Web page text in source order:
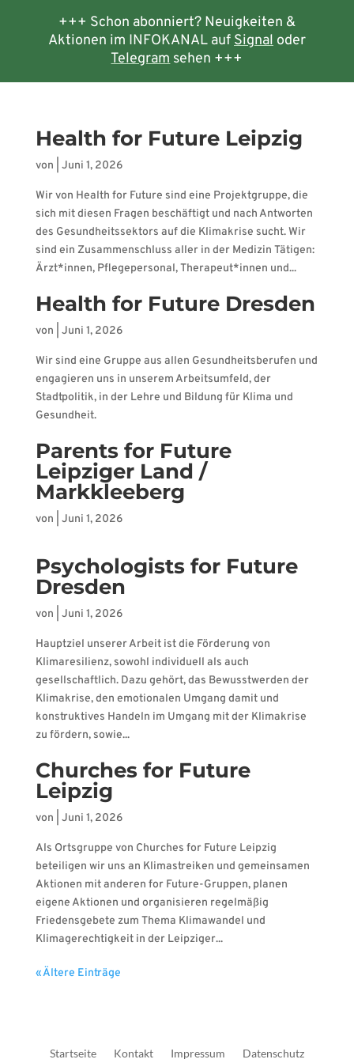
+++ Schon abonniert? Neuigkeiten &
Aktionen im INFOKANAL aufSignaloder
Telegramsehen +++
Health for Future Leipzig
von Juni 1, 2026
Wir von Health for Future sind eine Projektgruppe, die
sich mit diesen Fragen beschäftigt und nach Antworten
des Gesundheitssektors auf die Klimakrise sucht. Wir
sind ein Zusammenschluss aller in der Medizin Tätigen:
Ärzt*innen, Pflegepersonal, Therapeut*innen und...
Health for Future Dresden
von Juni 1, 2026
Wir sind eine Gruppe aus allen Gesundheitsberufen und
engagieren uns in unserem Arbeitsumfeld, der
Stadtpolitik, in der Lehre und Bildung für Klima und
Gesundheit.
Parents for Future
Leipziger Land /
Markkleeberg
von Juni 1, 2026
Psychologists for Future
Dresden
von Juni 1, 2026
Hauptziel unserer Arbeit ist die Förderung von
Klimaresilienz, sowohl individuell als auch
gesellschaftlich. Dazu gehört, das Bewusstwerden der
Klimakrise, den emotionalen Umgang damit und
konstruktives Handeln im Umgang mit der Klimakrise
zu fördern, sowie...
Churches for Future
Leipzig
von Juni 1, 2026
Als Ortsgruppe von Churches for Future Leipzig
beteiligen wir uns an Klimastreiken und gemeinsamen
Aktionen mit anderen for Future-Gruppen, planen
eigene Aktionen und organisieren regelmäßig
Friedensgebete zum Thema Klimawandel und
Klimagerechtigkeit in der Leipziger...
« Ältere Einträge
Startseite Kontakt Impressum Datenschutz